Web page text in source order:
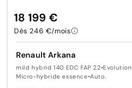
Renault Arkana
mild hybrid 140 EDC FAP 22•Evolution
Micro-hybride essence•Auto.
18 199 €
Dès 246 €/mois